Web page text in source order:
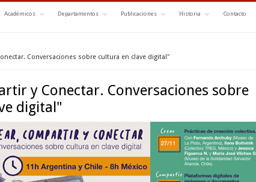
Académicos Departamentos Publicaciones Historia Contacto
Conversaciones sobre cultura en clave digital"
y Conectar. Conversaciones sobre
digital"